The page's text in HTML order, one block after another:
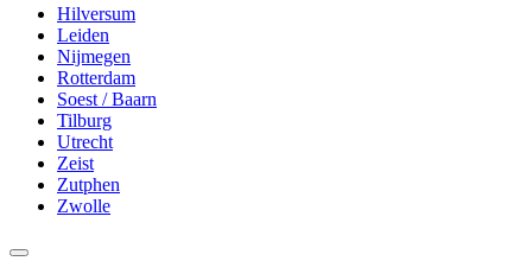
Hilversum
Leiden
Nijmegen
Rotterdam
Soest / Baarn
Tilburg
Utrecht
Zeist
Zutphen
Zwolle